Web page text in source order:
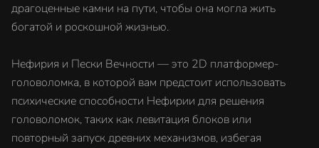
драгоценные камни на пути, чтобы она могла жить
богатой и роскошной жизнью.
Нефирия и Пески Вечности — это 2D платформер-
головоломка, в которой вам предстоит использовать
психические способности Нефирии для решения
головоломок, таких как левитация блоков или
повторный запуск древних механизмов, избегая